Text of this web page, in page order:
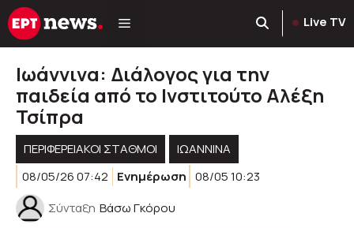
Μετάβαση
σε
Live TV
Ιωάννινα: Διάλογος για την
παιδεία από το Ινστιτούτο Αλέξη
Τσίπρα
ΠΕΡΙΦΕΡΕΙΑΚΟΊ ΣΤΑΘΜΟΊ
ΙΩΑΝΝΙΝΑ
08/05/26 07:42
Ενημέρωση 08/05 10:23
Σύνταξη Βάσω Γκόρου